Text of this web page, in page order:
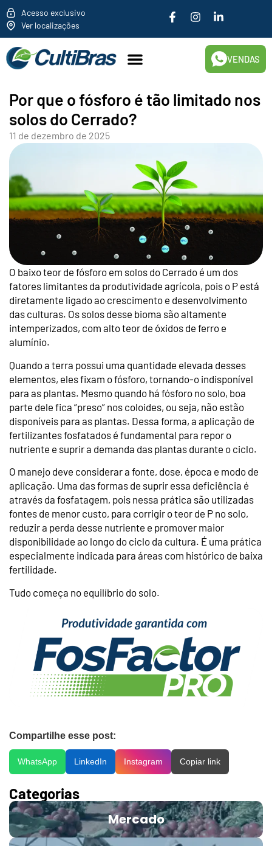
cultibrasAcesso exclusivo
Ver localizações
VENDAS
Categorias
Mercado
Por que o fósforo é tão limitado nos
solos do Cerrado?
11 de dezembro de 2025
O baixo teor de fósforo em solos do Cerrado é um dos
fatores limitantes da produtividade agrícola, pois o P está
diretamente ligado ao crescimento e desenvolvimento
das culturas. Os solos desse bioma são altamente
intemperizados, com alto teor de óxidos de ferro e
alumínio.
Quando a terra possui uma quantidade elevada desses
elementos, eles fixam o fósforo, tornando-o indisponível
para as plantas. Mesmo quando há fósforo no solo, boa
parte dele fica “preso” nos coloides, ou seja, não estão
disponíveis para as plantas. Dessa forma, a aplicação de
fertilizantes fosfatados é fundamental para repor o
nutriente e suprir a demanda das plantas durante o ciclo.
O manejo deve considerar a fonte, dose, época e modo de
aplicação. Uma das formas de suprir essa deficiência é
através da fosfatagem, pois nessa prática são utilizadas
fontes de menor custo, para corrigir o teor de P no solo,
reduzir a perda desse nutriente e promover maior
disponibilidade ao longo do ciclo da cultura. É uma prática
especialmente indicada para áreas com histórico de baixa
fertilidade.
Tudo começa no equilíbrio do solo.
Compartilhe esse post:
WhatsApp LinkedIn Instagram Copiar link